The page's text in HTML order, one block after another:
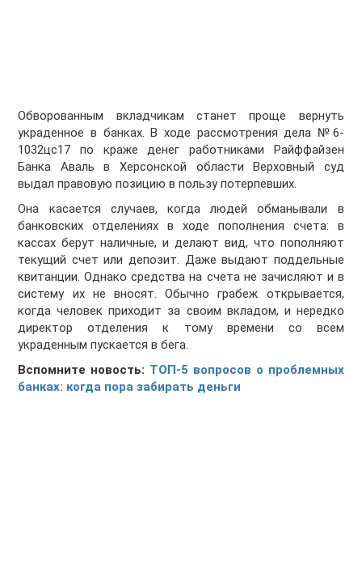
Обворованным вкладчикам станет проще вернуть
украденное в банках. В ходе рассмотрения дела №6-
1032цс17 по краже денег работниками Райффайзен
Банка Аваль в Херсонской области Верховный суд
выдал правовую позицию в пользу потерпевших.
Она касается случаев, когда людей обманывали в
банковских отделениях в ходе пополнения счета: в
кассах берут наличные, и делают вид, что пополняют
текущий счет или депозит. Даже выдают поддельные
квитанции. Однако средства на счета не зачисляют и в
систему их не вносят. Обычно грабеж открывается,
когда человек приходит за своим вкладом, и нередко
директор отделения к тому времени со всем
украденным пускается в бега.
Вспомните новость: ТОП-5 вопросов о проблемных
банках: когда пора забирать деньги